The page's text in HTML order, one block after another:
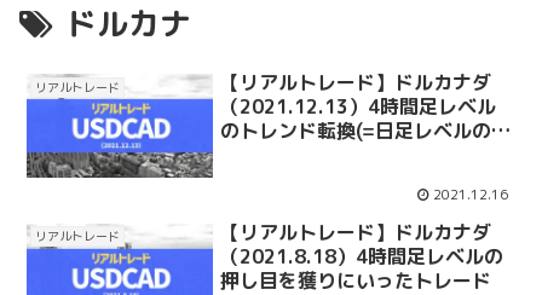
ドルカナ
リアルトレード
【リアルトレード】ドルカナダ
（2021.12.13）4時間足レベル
のトレンド転換(=日足レベルの押
2021.12.16
リアルトレード
【リアルトレード】ドルカナダ
（2021.8.18）4時間足レベルの
押し目を獲りにいったトレード